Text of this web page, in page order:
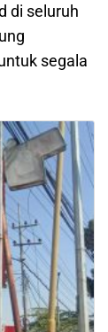
di seluruh
segala